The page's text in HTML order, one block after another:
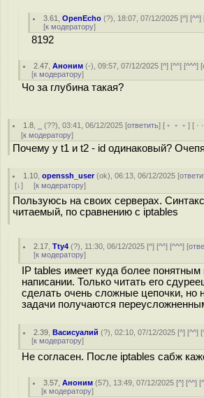
3.61 ,OpenEcho (?), 18:07, 07/12/2025 [^] [^^]
[к модератору]
8192
2.47 ,Аноним (-), 09:57, 07/12/2025 [^] [^^] [^^^] [
[к модератору]
Чо за глубина такая?
1.8 (??), 03:41, 06/12/2025 [ответить] [ ﹢﹢﹢] [ ·
[к модератору]
Почему у t1 и t2 - id одинаковый?
1.10 ,openssh_user(ok), 06:13, 06/12/2025 [
[↓] [к модератору]
Пользуюсь на своих серверах.
читаемый, по сравнению с iptables
2.17 ,Tty4 (?), 11:30, 06/12/2025 [^] [^^] [^^^] [
[к модератору]
IP tables имеет куда более
написании. Только читать его
сделать очень сложные цепочки, но
задачи получаются
2.39 ,Васисуалий (?), 02:10, 07/12/2025 [^] [^^] [
[к модератору]
Не согласен. После iptables сабж
3.57 ,Аноним (57), 13:49, 07/12/2025 [^] [^^] [
[к модератору]